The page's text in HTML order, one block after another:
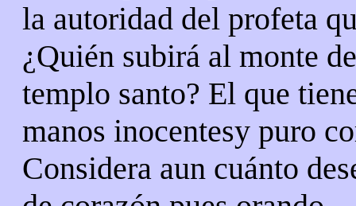
la autoridad del profeta
¿Quién subirá al monte
templo santo? El que
manos inocentesy puro
Considera aun cuánto